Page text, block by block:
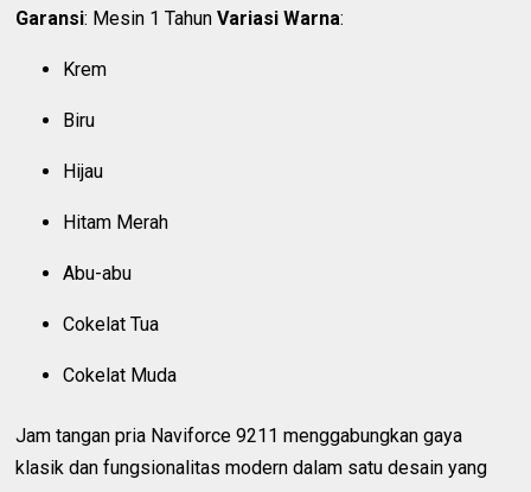
Garansi: Mesin 1 TahunVariasi Warna:
Krem
Biru
Hijau
Hitam Merah
Abu-abu
Cokelat Tua
Cokelat Muda
Jam tangan pria Naviforce 9211 menggabungkan gaya
klasik dan fungsionalitas modern dalam satu desain yang